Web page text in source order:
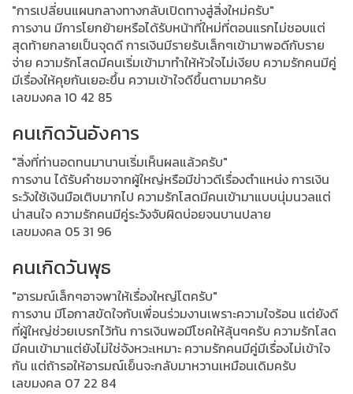
"การเปลี่ยนแผนกลางทางกลับเปิดทางสู่สิ่งใหม่ครับ"
การงาน มีการโยกย้ายหรือได้รับหน้าที่ใหม่ที่ตอนแรกไม่ชอบแต่
สุดท้ายกลายเป็นจุดดี การเงินมีรายรับเล็กๆเข้ามาพอดีกับราย
จ่าย ความรักโสดมีคนเริ่มเข้ามาทำให้หัวใจไม่เงียบ ความรักคนมีคู่
มีเรื่องให้คุยกันเยอะขึ้น ความเข้าใจดีขึ้นตามมาครับ
เลขมงคล 10 42 85
คนเกิดวันอังคาร
"สิ่งที่ท่านอดทนมานานเริ่มเห็นผลแล้วครับ"
การงาน ได้รับคำชมจากผู้ใหญ่หรือมีข่าวดีเรื่องตำแหน่ง การเงิน
ระวังใช้เงินมือเติบมากไป ความรักโสดมีคนเข้ามาแบบนุ่มนวลแต่
น่าสนใจ ความรักคนมีคู่ระวังจับผิดบ่อยจนบานปลาย
เลขมงคล 05 31 96
คนเกิดวันพุธ
"อารมณ์เล็กๆอาจพาให้เรื่องใหญ่โตครับ"
การงาน มีโอกาสขัดใจกับเพื่อนร่วมงานเพราะความใจร้อน แต่ยังดี
ที่ผู้ใหญ่ช่วยเบรกไว้ทัน การเงินพอมีโชคให้ลุ้นๆครับ ความรักโสด
มีคนเข้ามาแต่ยังไม่ใช่จังหวะเหมาะ ความรักคนมีคู่มีเรื่องไม่เข้าใจ
กัน แต่ถ้ารอให้อารมณ์เย็นจะกลับมาหวานเหมือนเดิมครับ
เลขมงคล 07 22 84